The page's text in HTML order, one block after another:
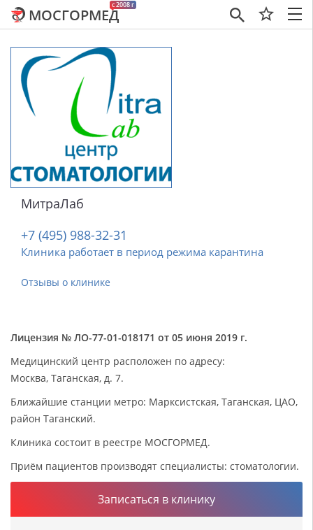
×
c 2008 г
МОСГОРМЕД
МитраЛаб
+7 (495) 988-32-31
Клиника работает в период режима карантина
Отзывы о клинике
Лицензия № ЛО-77-01-018171 от 05 июня 2019 г.
Медицинский центр расположен по адресу:
Москва, Таганская, д. 7.
Ближайшие станции метро: Марксистская, Таганская, ЦАО,
район Таганский.
Клиника состоит в реестре МОСГОРМЕД.
Приём пациентов производят специалисты: стоматологии.
Записаться в клинику